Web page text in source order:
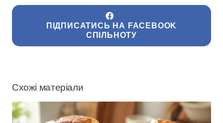
ПІДПИСАТИСЬ НА FACEBOOK
СПІЛЬНОТУ
Схожі матеріали